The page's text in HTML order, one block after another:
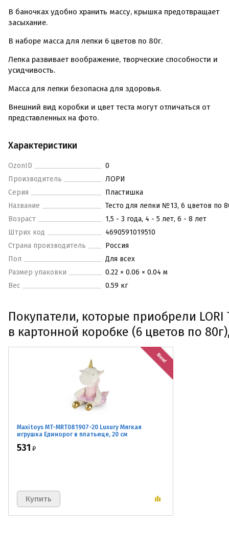
В баночках удобно хранить массу, крышка предотвращает
засыхание.
В наборе масса для лепки 6 цветов по 80г.
Лепка развивает воображение, творческие способности и
усидчивость.
Масса для лепки безопасна для здоровья.
Внешний вид коробки и цвет теста могут отличаться от
представленных на фото.
Характеристики
OzonID
0
Производитель
ЛОРИ
Серия
Пластишка
Название
Тесто для лепки №13, 6 цветов по
Возраст
1,5 - 3 года, 4 - 5 лет, 6 - 8 лет
Штрих код
4690591019510
Страна производитель
Россия
Пол
Для всех
Размер упаковки
0.22 × 0.06 × 0.04 м
Вес
0.59 кг
Покупатели, которые приобрели
в картонной коробке (6 цветов по
New!
Maxitoys MT-MRT081907-20 Luxury Мягкая
игрушка Единорог в платьице, 20 см
531 ₽